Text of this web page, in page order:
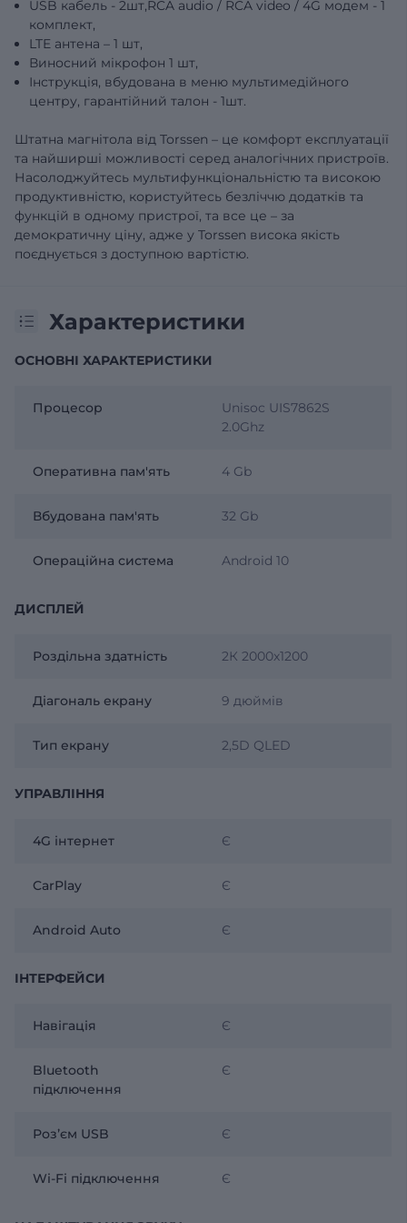
USB кабель - 2шт,RCA audio / RCA video / 4G модем - 1
комплект,
LTE антена – 1 шт,
Виносний мікрофон 1 шт,
Інструкція, вбудована в меню мультимедійного
центру, гарантійний талон - 1шт.
Штатна магнітола від Torssen – це комфорт експлуатації
та найширші можливості серед аналогічних пристроїв.
Насолоджуйтесь мультифункціональністю та високою
продуктивністю, користуйтесь безліччю додатків та
функцій в одному пристрої, та все це – за
демократичну ціну, адже у Torssen висока якість
поєднується з доступною вартістю.
Характеристики
ОСНОВНІ ХАРАКТЕРИСТИКИ
Процесор
Unisoc UIS7862S
2.0Ghz
Оперативна пам'ять 4 Gb
Вбудована пам'ять 32 Gb
Операційна система Android 10
ДИСПЛЕЙ
Роздільна здатність 2К 2000х1200
Діагональ екрану 9 дюймів
Тип екрану 2,5D QLED
УПРАВЛІННЯ
4G інтернет Є
CarPlay Є
Android Auto Є
ІНТЕРФЕЙСИ
Навігація Є
Bluetooth
підключення
Є
Розʼєм USB Є
Wi-Fi підключення Є